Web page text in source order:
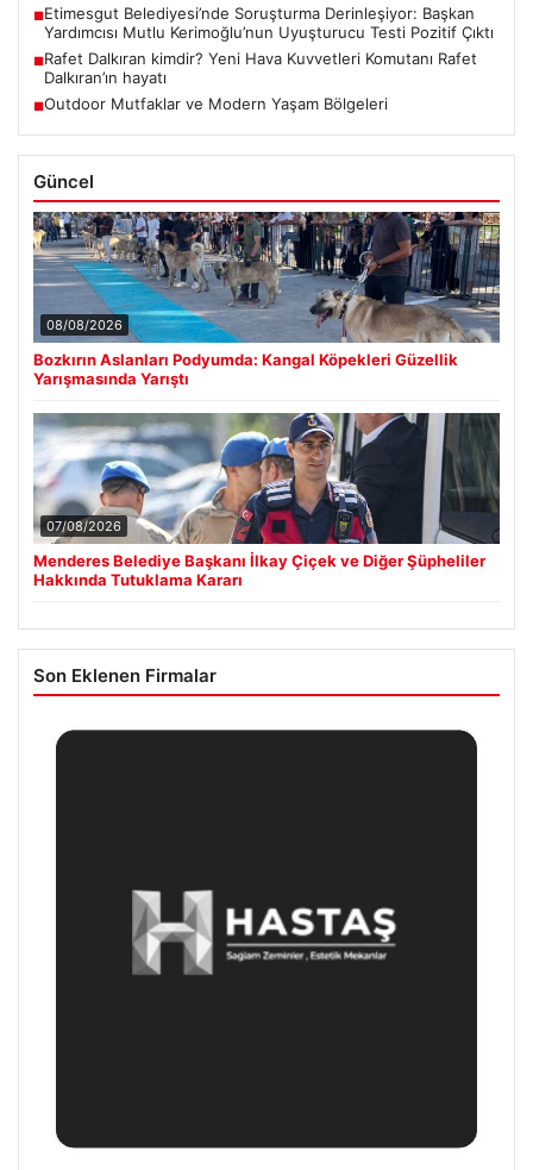
■Etimesgut Belediyesi’nde Soruşturma Derinleşiyor: Başkan
Yardımcısı Mutlu Kerimoğlu’nun Uyuşturucu Testi Pozitif Çıktı
■Rafet Dalkıran kimdir? Yeni Hava Kuvvetleri Komutanı Rafet
Dalkıran’ın hayatı
■Outdoor Mutfaklar ve Modern Yaşam Bölgeleri
Güncel
08/08/2026
Bozkırın Aslanları Podyumda: Kangal Köpekleri Güzellik
Yarışmasında Yarıştı
07/08/2026
Menderes Belediye Başkanı İlkay Çiçek ve Diğer Şüpheliler
Hakkında Tutuklama Kararı
Son Eklenen Firmalar